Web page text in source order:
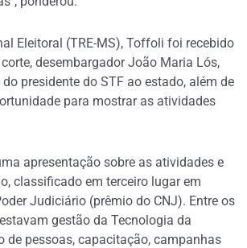
Eleitoral (TRE-MS), Toffoli foi recebido
desembargador João Maria Lós,
presidente do STF ao estado, além de
para mostrar as atividades
apresentação sobre as atividades e
classificado em terceiro lugar em
Judiciário (prêmio do CNJ). Entre os
gestão da Tecnologia da
de pessoas, capacitação, campanhas